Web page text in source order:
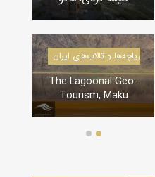
درياچه‌‌ها
دره‌ها و تنگه‌های ایران
تنگه لی لی، دورود